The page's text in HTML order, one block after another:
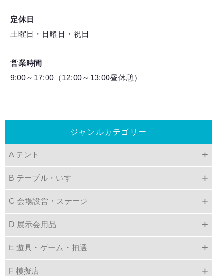
ジャンルカテゴリー
A テント
B テーブル・いす
C 会場設営・ステージ
D 展示会用品
E 遊具・ゲーム・抽選
F 模擬店
定休日
土曜日・日曜日・祝日
営業時間
9:00～17:00（12:00～13:00昼休憩）